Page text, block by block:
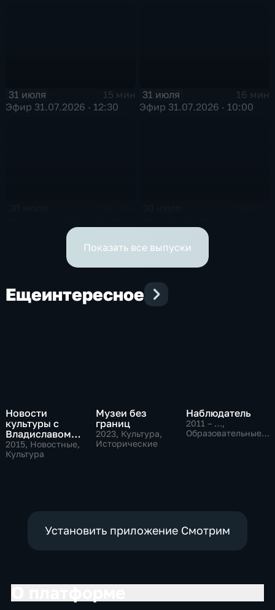
31 июля
15 мин
Эфир 31.07.2026 · 12:30
31 июля
16 мин
Эфир 31.07.2026 · 10:00
Показать все выпуски
Ещеинтересное
Новости
культуры с
Владиславом
Флярковским
2015, Новостные,
Культура
Музеи без
границ
2023, Культура,
Исторические
Наблюдатель
2011 – …,
Образовательные,
Установить приложение Смотрим